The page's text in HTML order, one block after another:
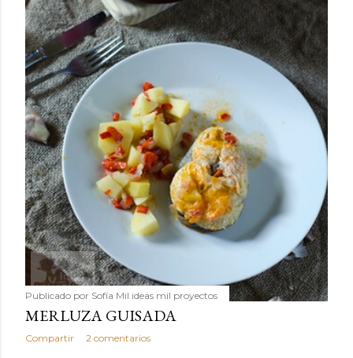
Publicado por Sofía Mil ideas mil proyectos
MERLUZA GUISADA
Compartir 2 comentarios